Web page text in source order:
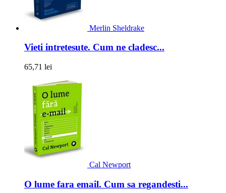
Merlin Sheldrake
Vieti intretesute. Cum ne cladesc...
65,71 lei
Cal Newport
O lume fara email. Cum sa regandesti...